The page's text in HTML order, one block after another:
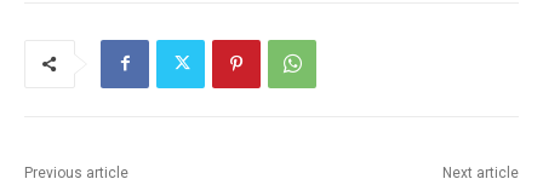
Previous article Next article